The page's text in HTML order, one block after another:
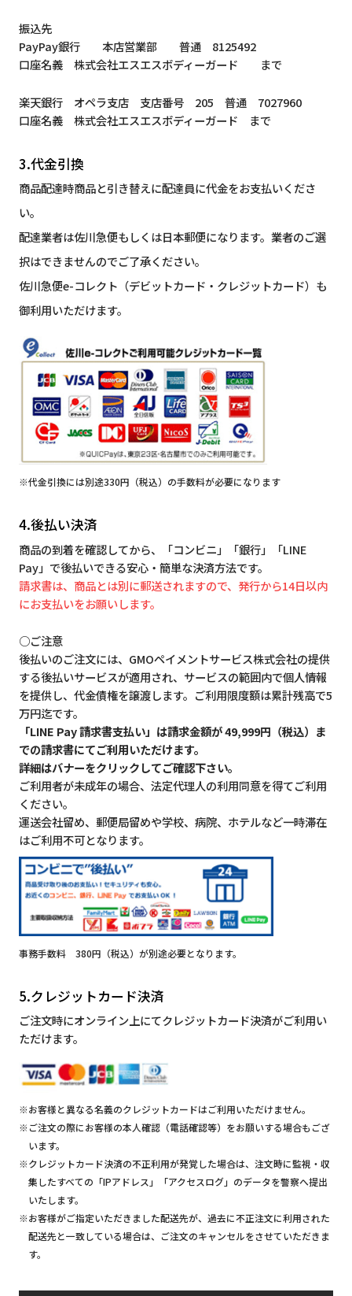
振込先
PayPay銀行 本店営業部 普通 8125492
口座名義 株式会社エスエスボディーガード まで
楽天銀行 オペラ支店 支店番号 205 普通 7027960
口座名義 株式会社エスエスボディーガード まで
3.代金引換
商品配達時商品と引き替えに配達員に代金をお支払いくださ
い。
配達業者は佐川急便もしくは日本郵便になります。業者のご選
択はできませんのでご了承ください。
佐川急便e-コレクト（デビットカード・クレジットカード）も
御利用いただけます。
※代金引換には別途330円（税込）の手数料が必要になります
4.後払い決済
商品の到着を確認してから、「コンビニ」「銀行」「LINE
Pay」で後払いできる安心・簡単な決済方法です。
請求書は、商品とは別に郵送されますので、発行から14日以内
にお支払いをお願いします。
○ご注意
後払いのご注文には、GMOペイメントサービス株式会社の提供
する後払いサービスが適用され、サービスの範囲内で個人情報
を提供し、代金債権を譲渡します。ご利用限度額は累計残高で5
万円迄です。
「LINE Pay 請求書支払い」は請求金額が 49,999円（税込）ま
での請求書にてご利用いただけます。
詳細はバナーをクリックしてご確認下さい。
ご利用者が未成年の場合、法定代理人の利用同意を得てご利用
ください。
運送会社留め、郵便局留めや学校、病院、ホテルなど一時滞在
はご利用不可となります。
事務手数料 380円（税込）が別途必要となります。
5.クレジットカード決済
ご注文時にオンライン上にてクレジットカード決済がご利用い
ただけます。
※お客様と異なる名義のクレジットカードはご利用いただけません。
※ご注文の際にお客様の本人確認（電話確認等）をお願いする場合もござ
います。
※クレジットカード決済の不正利用が発覚した場合は、注文時に監視・収
集したすべての「IPアドレス」「アクセスログ」のデータを警察へ提出
いたします。
※お客様がご指定いただきました配送先が、過去に不正注文に利用された
配送先と一致している場合は、ご注文のキャンセルをさせていただきま
す。